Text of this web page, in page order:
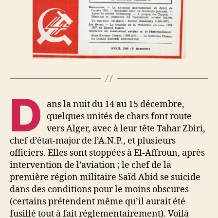
D
ans la nuit du 14 au 15 décembre,
quelques unités de chars font route
vers Alger, avec à leur tête Tahar Zbiri,
chef d’état-major de l’A.N.P., et plusieurs
officiers. Elles sont stoppées à El-Affroun, après
intervention de l’aviation ; le chef de la
première région militaire Saïd Abid se suicide
dans des conditions pour le moins obscures
(certains prétendent même qu’il aurait été
fusillé tout à fait réglementairement). Voilà